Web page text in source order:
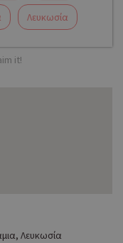
Λευκωσία
it!
Λευκωσία